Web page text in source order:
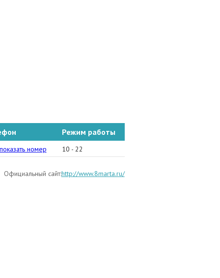
Режим работы
96-49номер 10 - 22
Официальный сайт:http://www.8marta.ru/